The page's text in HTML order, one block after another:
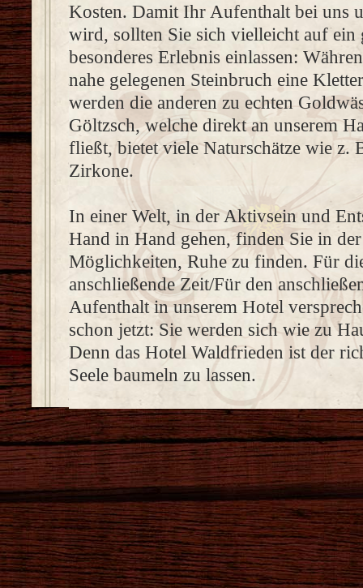
Kosten. Damit Ihr Aufenthalt bei uns
wird, sollten Sie sich vielleicht auf ein
besonderes Erlebnis einlassen:
nahe gelegenen Steinbruch eine
werden die anderen zu echten
Göltzsch, welche direkt an unserem
fließt, bietet viele Naturschätze wie z.
Zirkone.
In einer Welt, in der Aktivsein und
Hand in Hand gehen, finden Sie in
Möglichkeiten, Ruhe zu finden. Für
anschließende Zeit/Für den
Aufenthalt in unserem Hotel
schon jetzt: Sie werden sich wie zu
Denn das Hotel Waldfrieden ist der
Seele baumeln zu lassen.